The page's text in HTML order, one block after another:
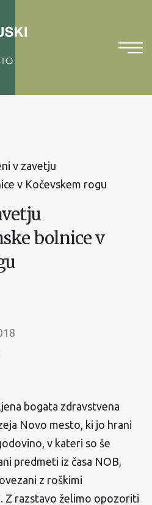
v zavetju
v Kočevskem rogu
bolnice v
bogata zdravstvena
Novo mesto, ki jo hrani
v kateri so še
predmeti iz časa NOB,
z roškimi
Z razstavo želimo opozoriti